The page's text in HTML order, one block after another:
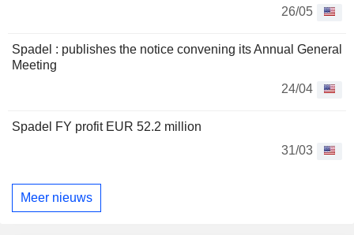
26/05
Spadel : publishes the notice convening its Annual General
Meeting
24/04
Spadel FY profit EUR 52.2 million
31/03
Meer nieuws